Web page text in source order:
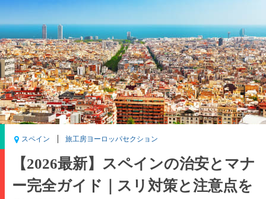
スペイン 旅工房ヨーロッパセクション
【2026最新】スペインの治安とマナ
ー完全ガイド｜スリ対策と注意点を